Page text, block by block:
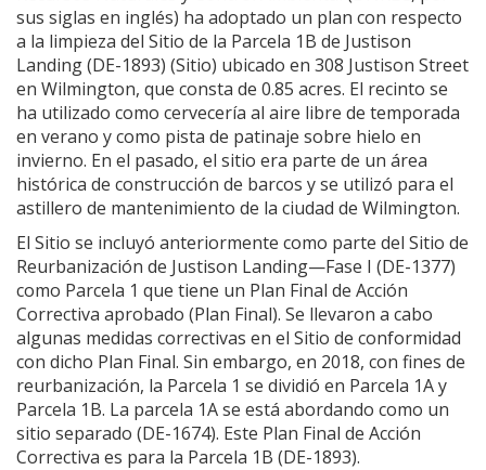
sus siglas en inglés) ha adoptado un plan con respecto
a la limpieza del Sitio de la Parcela 1B de Justison
Landing (DE-1893) (Sitio) ubicado en 308 Justison Street
en Wilmington, que consta de 0.85 acres. El recinto se
ha utilizado como cervecería al aire libre de temporada
en verano y como pista de patinaje sobre hielo en
invierno. En el pasado, el sitio era parte de un área
histórica de construcción de barcos y se utilizó para el
astillero de mantenimiento de la ciudad de Wilmington.
El Sitio se incluyó anteriormente como parte del Sitio de
Reurbanización de Justison Landing—Fase I (DE-1377)
como Parcela 1 que tiene un Plan Final de Acción
Correctiva aprobado (Plan Final). Se llevaron a cabo
algunas medidas correctivas en el Sitio de conformidad
con dicho Plan Final. Sin embargo, en 2018, con fines de
reurbanización, la Parcela 1 se dividió en Parcela 1A y
Parcela 1B. La parcela 1A se está abordando como un
sitio separado (DE-1674). Este Plan Final de Acción
Correctiva es para la Parcela 1B (DE-1893).